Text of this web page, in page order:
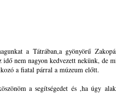
a Tátrában,a gyönyörű
idő nem nagyon kedvezett nekünk, de
a fiatal párral a múzeum előtt.
a segítségedet és ,ha úgy